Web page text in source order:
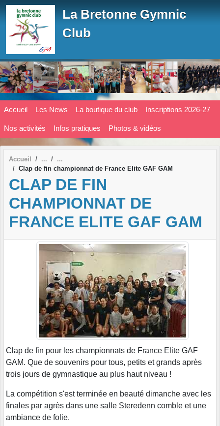
La Bretonne Gymnic
Club
Accueil Les News La boutique du club Inscriptions 2026-27
Nos activités Infos pratiques Photos & vidéos
Accueil
Clap de fin championnat de France Elite GAF GAM
CLAP DE FIN
CHAMPIONNAT DE
FRANCE ELITE GAF GAM
Clap de fin pour les championnats de France Elite GAF
GAM. Que de souvenirs pour tous, petits et grands après
trois jours de gymnastique au plus haut niveau !
La compétition s'est terminée en beauté dimanche avec les
finales par agrès dans une salle Steredenn comble et une
ambiance de folie.
Panneau de gestion des cookies